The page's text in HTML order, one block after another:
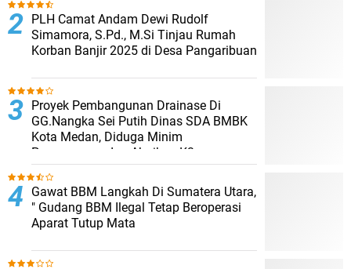
PLH Camat Andam Dewi Rudolf
Simamora, S.Pd., M.Si Tinjau Rumah
Korban Banjir 2025 di Desa Pangaribuan
Proyek Pembangunan Drainase Di
GG.Nangka Sei Putih Dinas SDA BMBK
Kota Medan, Diduga Minim
Pengawasan dan Abaikan K3
Gawat BBM Langkah Di Sumatera Utara,
" Gudang BBM Ilegal Tetap Beroperasi
Aparat Tutup Mata